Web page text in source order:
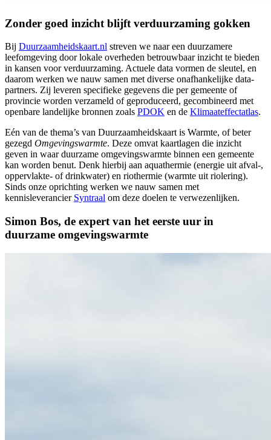
Zonder goed inzicht blijft verduurzaming gokken
Bij Duurzaamheidskaart.nl streven we naar een duurzamere
leefomgeving door lokale overheden betrouwbaar inzicht te bieden
in kansen voor verduurzaming. Actuele data vormen de sleutel, en
daarom werken we nauw samen met diverse onafhankelijke data-
partners. Zij leveren specifieke gegevens die per gemeente of
provincie worden verzameld of geproduceerd, gecombineerd met
openbare landelijke bronnen zoals PDOK en de Klimaateffectatlas.
Eén van de thema’s van Duurzaamheidskaart is Warmte, of beter
gezegd Omgevingswarmte. Deze omvat kaartlagen die inzicht
geven in waar duurzame omgevingswarmte binnen een gemeente
kan worden benut. Denk hierbij aan aquathermie (energie uit afval-,
oppervlakte- of drinkwater) en riothermie (warmte uit riolering).
Sinds onze oprichting werken we nauw samen met
kennisleverancier Syntraal om deze doelen te verwezenlijken.
Simon Bos, de expert van het eerste uur in
duurzame omgevingswarmte